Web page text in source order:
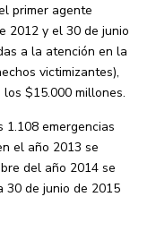
primer agente
2012 y el 30 de junio
a la atención en la
victimizantes),
$15.000 millones.
emergencias
el año 2013 se
del año 2014 se
30 de junio de 2015